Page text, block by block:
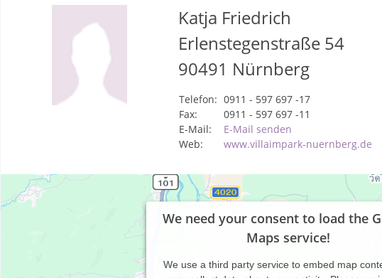
Katja Friedrich
Erlenstegenstraße 54
90491 Nürnberg
Telefon: 0911 - 597 697 -17
Fax:
0911 - 597 697 -11
E-Mail:
E-Mail senden
Web:
www.villaimpark-nuernberg.de
We need your consent to load the
Maps service!
We use a third party service to embed map